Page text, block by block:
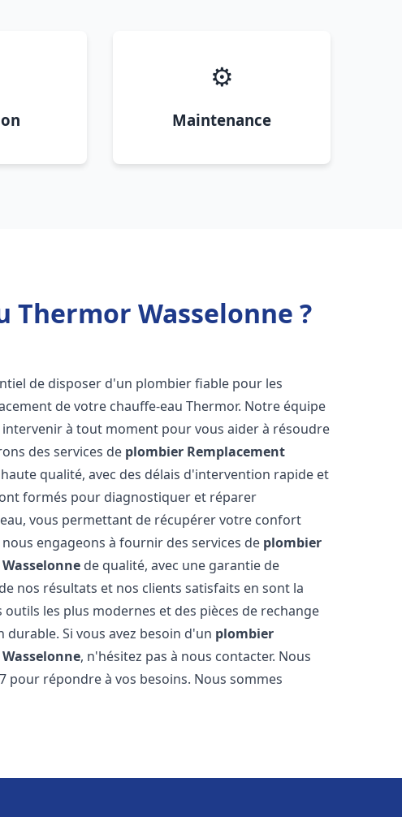
⚙️
Maintenance
Thermor Wasselonne ?
de disposer d'un plombier fiable pour les
de votre chauffe-eau Thermor. Notre équipe
à tout moment pour vous aider à résoudre
des services de plombier Remplacement
qualité, avec des délais d'intervention rapide et
formés pour diagnostiquer et réparer
vous permettant de récupérer votre confort
engageons à fournir des services de plombier
Wasselonne de qualité, avec une garantie de
nos résultats et nos clients satisfaits en sont la
les plus modernes et des pièces de rechange
Si vous avez besoin d'un plombier
Wasselonne, n'hésitez pas à nous contacter. Nous
pour répondre à vos besoins. Nous sommes